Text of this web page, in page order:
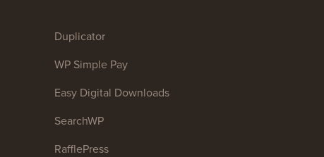
Duplicator
WP Simple Pay
Easy Digital Downloads
SearchWP
RafflePress